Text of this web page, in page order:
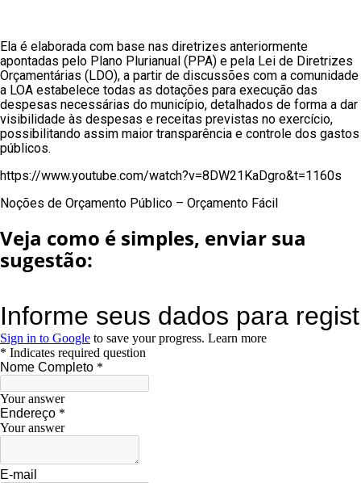
Ela é elaborada com base nas diretrizes anteriormente
apontadas pelo Plano Plurianual (PPA) e pela Lei de Diretrizes
Orçamentárias (LDO), a partir de discussões com a comunidade
a LOA estabelece todas as dotações para execução das
despesas necessárias do município, detalhados de forma a dar
visibilidade às despesas e receitas previstas no exercício,
possibilitando assim maior transparência e controle dos gastos
públicos.
https://www.youtube.com/watch?v=8DW21KaDgro&t=1160s
Noções de Orçamento Público – Orçamento Fácil
Veja como é simples, enviar sua
sugestão: